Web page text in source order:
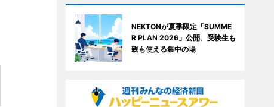
NEKTONが夏季限定「SUMME
R PLAN 2026」公開、受験生も
親も使える集中の場